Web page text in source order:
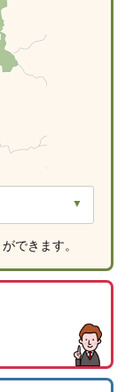
できます。